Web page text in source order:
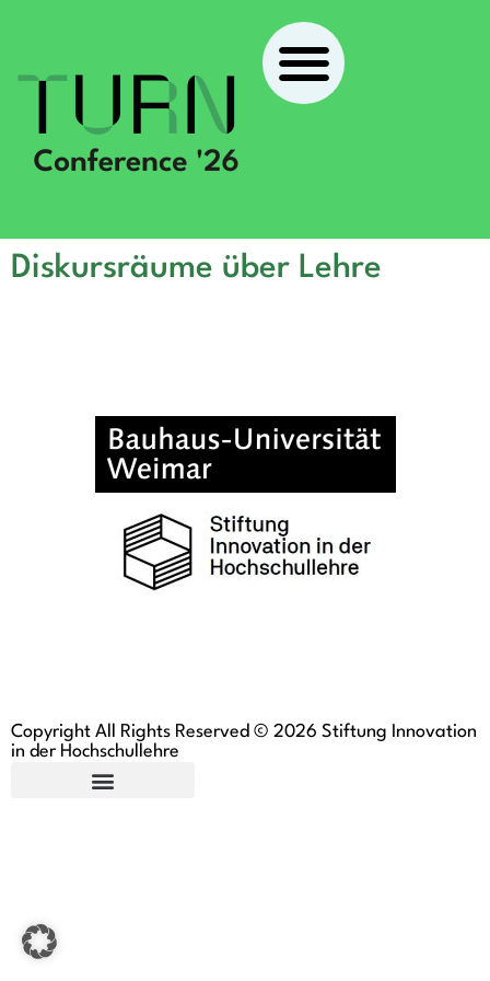
Diskursräume über Lehre
Copyright All Rights Reserved © 2026 Stiftung Innovation
in der Hochschullehre